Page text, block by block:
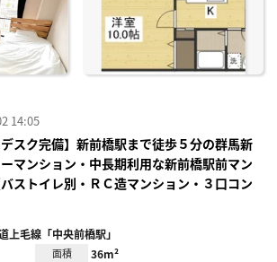
14:05
デスク完備】新前橋駅まで徒歩５分の群馬新
マンション・中長期利用な新前橋駅前マン
ストイレ別・ＲＣ造マンション・３口コン
上毛線「中央前橋駅」
面積 36m²